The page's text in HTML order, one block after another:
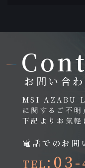
お問い合
MSI AZABU
に関するご不明
下記よりお気
電話でのお問
TEL